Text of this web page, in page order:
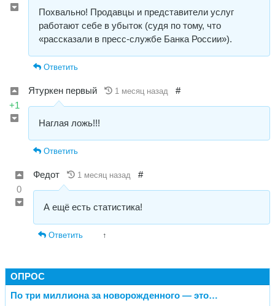
Похвально! Продавцы и представители услуг
работают себе в убыток (судя по тому, что
«рассказали в пресс-службе Банка России»).
Ответить
+1
Ятуркен первый 1 месяц назад #
Наглая ложь!!!
Ответить
0
Федот 1 месяц назад #
А ещё есть статистика!
Ответить ↑
ОПРОС
По три миллиона за новорожденного — это…